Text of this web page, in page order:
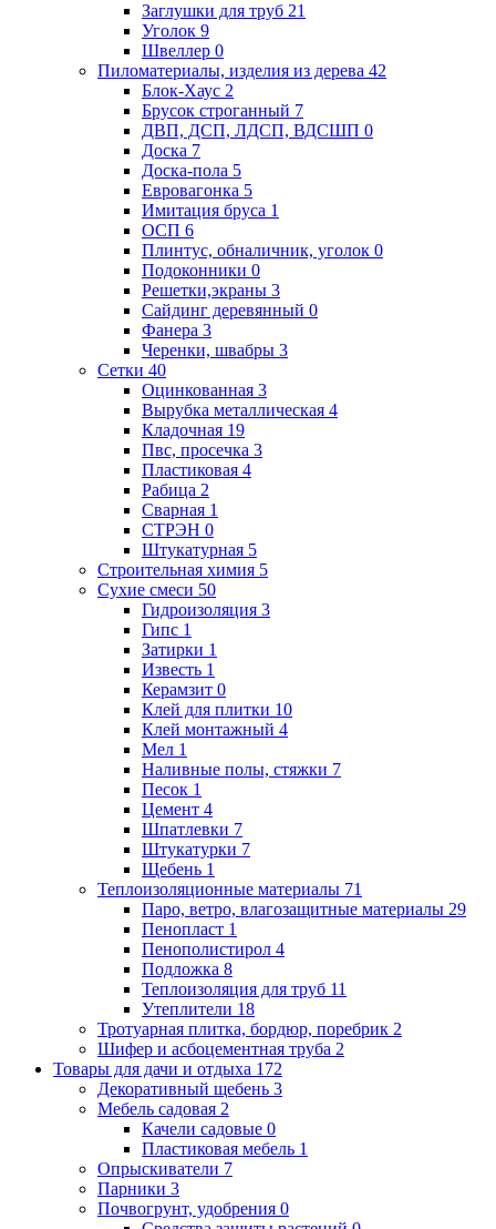
Заглушки для труб 21
Уголок 9
Швеллер 0
Пиломатериалы, изделия из дерева 42
Блок-Хаус 2
Брусок строганный 7
ДВП, ДСП, ЛДСП, ВДСШП 0
Доска 7
Доска-пола 5
Евровагонка 5
Имитация бруса 1
ОСП 6
Плинтус, обналичник, уголок 0
Подоконники 0
Решетки,экраны 3
Сайдинг деревянный 0
Фанера 3
Черенки, швабры 3
Сетки 40
Оцинкованная 3
Вырубка металлическая 4
Кладочная 19
Пвс, просечка 3
Пластиковая 4
Рабица 2
Сварная 1
СТРЭН 0
Штукатурная 5
Строительная химия 5
Сухие смеси 50
Гидроизоляция 3
Гипс 1
Затирки 1
Известь 1
Керамзит 0
Клей для плитки 10
Клей монтажный 4
Мел 1
Наливные полы, стяжки 7
Песок 1
Цемент 4
Шпатлевки 7
Штукатурки 7
Щебень 1
Теплоизоляционные материалы 71
Паро, ветро, влагозащитные материалы 29
Пенопласт 1
Пенополистирол 4
Подложка 8
Теплоизоляция для труб 11
Утеплители 18
Тротуарная плитка, бордюр, поребрик 2
Шифер и асбоцементная труба 2
Товары для дачи и отдыха 172
Декоративный щебень 3
Мебель садовая 2
Качели садовые 0
Пластиковая мебель 1
Опрыскиватели 7
Парники 3
Почвогрунт, удобрения 0